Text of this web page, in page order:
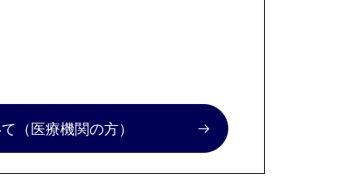
（医療機関の方）